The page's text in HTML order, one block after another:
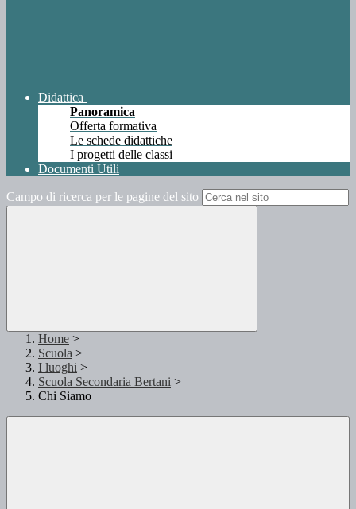
Didattica
Panoramica
Offerta formativa
Le schede didattiche
I progetti delle classi
Documenti Utili
Campo di ricerca per le pagine del sito
Home >
Scuola >
I luoghi >
Scuola Secondaria Bertani >
Chi Siamo